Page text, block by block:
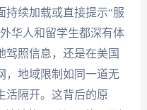
持续加载或直接提示“服
华人和留学生都深有体
驾照信息，还是在美国
，地域限制如同一道无
活隔开。这背后的原